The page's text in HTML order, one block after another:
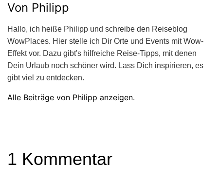
Von Philipp
Hallo, ich heiße Philipp und schreibe den Reiseblog
WowPlaces. Hier stelle ich Dir Orte und Events mit Wow-
Effekt vor. Dazu gibt's hilfreiche Reise-Tipps, mit denen
Dein Urlaub noch schöner wird. Lass Dich inspirieren, es
gibt viel zu entdecken.
Alle Beiträge von Philipp anzeigen.
1 Kommentar